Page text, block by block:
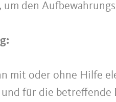
, um den
mit oder ohne Hilfe
für die